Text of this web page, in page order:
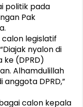
politik pada
Pak
calon legislatif
nyalon di
(DPRD)
Alhamdulillah
DPRD,”
calon kepala